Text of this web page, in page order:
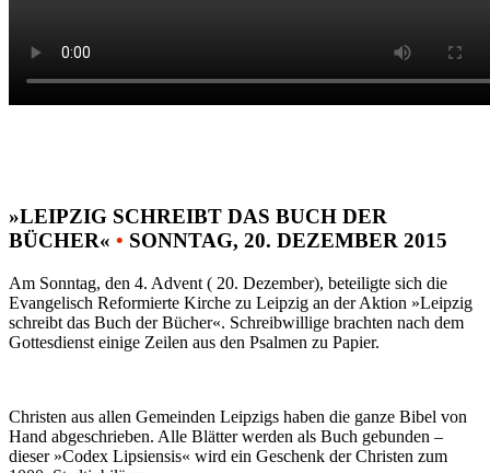
»LEIPZIG SCHREIBT DAS BUCH DER
BÜCHER« • SONNTAG, 20. DEZEMBER 2015
Am Sonntag, den 4. Advent ( 20. Dezember), beteiligte sich die
Evangelisch Reformierte Kirche zu Leipzig an der Aktion »Leipzig
schreibt das Buch der Bücher«. Schreibwillige brachten nach dem
Gottesdienst einige Zeilen aus den Psalmen zu Papier.
Christen aus allen Gemeinden Leipzigs haben die ganze Bibel von
Hand abgeschrieben. Alle Blätter werden als Buch gebunden –
dieser »Codex Lipsiensis« wird ein Geschenk der Christen zum